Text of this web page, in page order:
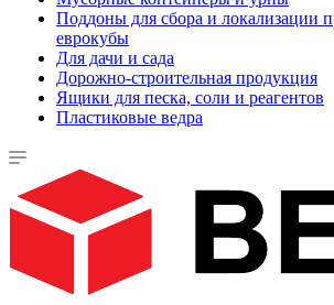
Поддоны для сбора и локализации
еврокубы
Для дачи и сада
Дорожно-строительная продукция
Ящики для песка, соли и реагентов
Пластиковые ведра